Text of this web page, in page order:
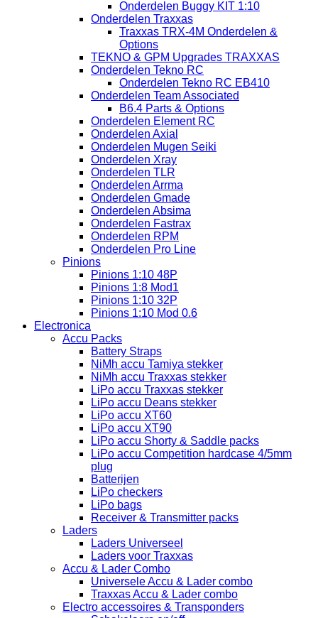
Onderdelen Buggy KIT 1:10
Onderdelen Traxxas
Traxxas TRX-4M Onderdelen &
Options
TEKNO & GPM Upgrades TRAXXAS
Onderdelen Tekno RC
Onderdelen Tekno RC EB410
Onderdelen Team Associated
B6.4 Parts & Options
Onderdelen Element RC
Onderdelen Axial
Onderdelen Mugen Seiki
Onderdelen Xray
Onderdelen TLR
Onderdelen Arrma
Onderdelen Gmade
Onderdelen Absima
Onderdelen Fastrax
Onderdelen RPM
Onderdelen Pro Line
Pinions
Pinions 1:10 48P
Pinions 1:8 Mod1
Pinions 1:10 32P
Pinions 1:10 Mod 0.6
Electronica
Accu Packs
Battery Straps
NiMh accu Tamiya stekker
NiMh accu Traxxas stekker
LiPo accu Traxxas stekker
LiPo accu Deans stekker
LiPo accu XT60
LiPo accu XT90
LiPo accu Shorty & Saddle packs
LiPo accu Competition hardcase 4/5mm
plug
Batterijen
LiPo checkers
LiPo bags
Receiver & Transmitter packs
Laders
Laders Universeel
Laders voor Traxxas
Accu & Lader Combo
Universele Accu & Lader combo
Traxxas Accu & Lader combo
Electro accessoires & Transponders